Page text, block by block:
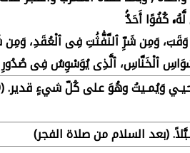
كُفُوًا أَحَدٌۢ
وَمِن شَرِّ ٱلنَّفَّٰثَٰتِ فِى ٱلْعُقَدِ،
ٱلْخَنَّاسِ، ٱلَّذِى يُوَسْوِسُ فِى صُدُورِ
(بعد السلام من صلاة الفجر)